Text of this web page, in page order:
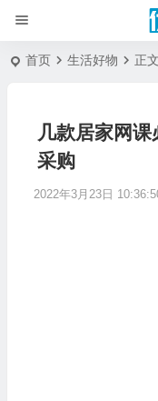
首页 生活好物 正文
几款居家网
采购
2022年3月23日